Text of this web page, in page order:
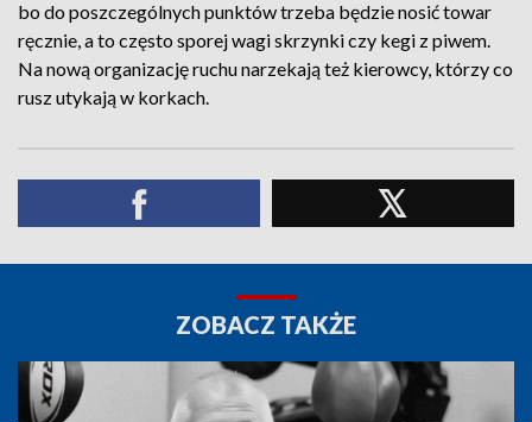
bo do poszczególnych punktów trzeba będzie nosić towar
ręcznie, a to często sporej wagi skrzynki czy kegi z piwem.
Na nową organizację ruchu narzekają też kierowcy, którzy co
rusz utykają w korkach.
ZOBACZ TAKŻE